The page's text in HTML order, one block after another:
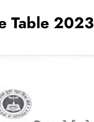
Table 2023